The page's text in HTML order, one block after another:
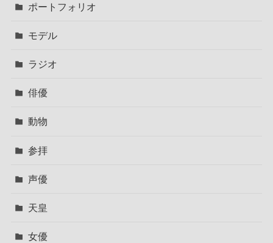
ポートフォリオ
モデル
ラジオ
俳優
動物
参拝
声優
天皇
女優